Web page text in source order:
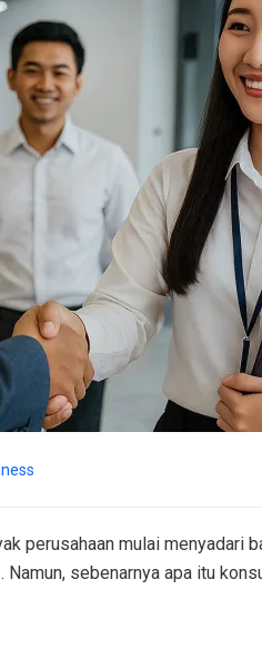
perusahaan mulai menyadari
. Namun, sebenarnya apa itu